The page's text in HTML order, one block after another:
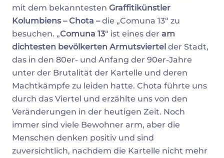
mit dem bekanntesten Graffitikünstler
Kolumbiens – Chota –die „Comuna 13“ zu
besuchen. „Comuna 13“ ist eines der am
dichtesten bevölkerten Armutsviertel der Stadt,
das in den 80er- und Anfang der 90er-Jahre
unter der Brutalität der Kartelle und deren
Machtkämpfe zu leiden hatte. Chota führte uns
durch das Viertel und erzählte uns von den
Veränderungen in der heutigen Zeit. Noch
immer sind viele Bewohner arm, aber die
Menschen denken positiv und sind
zuversichtlich, nachdem die Kartelle nicht mehr